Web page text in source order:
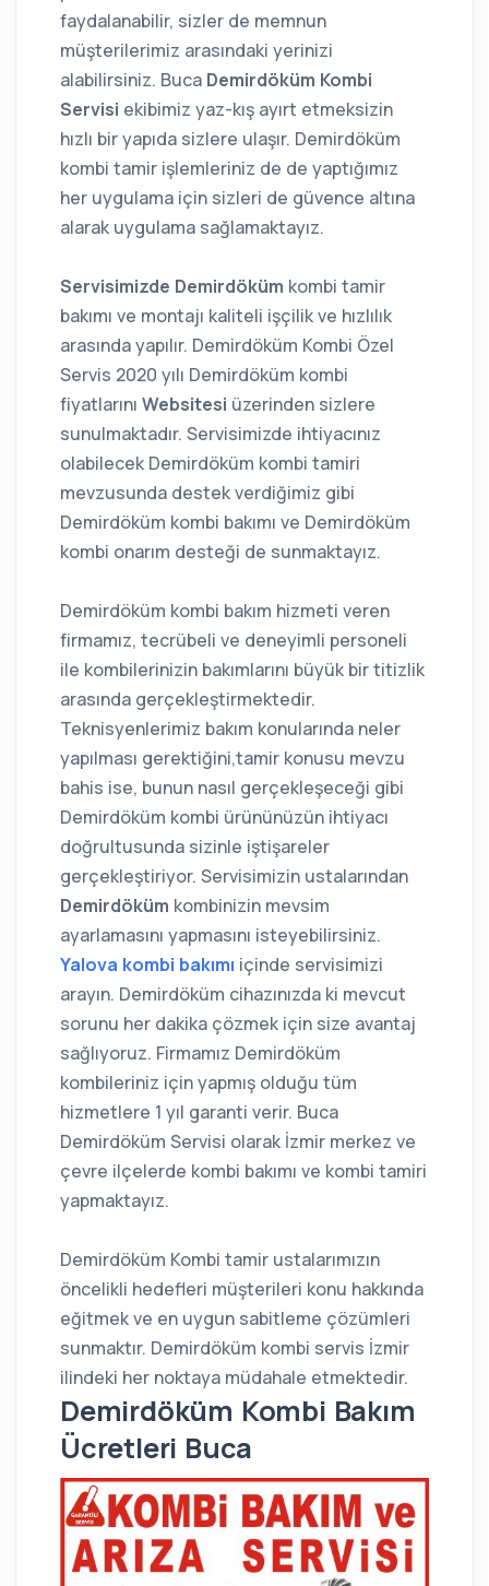
faydalanabilir, sizler de memnun
müşterilerimiz arasındaki yerinizi
alabilirsiniz. Buca Demirdöküm Kombi
Servisi ekibimiz yaz-kış ayırt etmeksizin
hızlı bir yapıda sizlere ulaşır. Demirdöküm
kombi tamir işlemleriniz de de yaptığımız
her uygulama için sizleri de güvence altına
alarak uygulama sağlamaktayız.
Servisimizde Demirdöküm kombi tamir
bakımı ve montajı kaliteli işçilik ve hızlılık
arasında yapılır. Demirdöküm Kombi Özel
Servis 2020 yılı Demirdöküm kombi
fiyatlarını Websitesi üzerinden sizlere
sunulmaktadır. Servisimizde ihtiyacınız
olabilecek Demirdöküm kombi tamiri
mevzusunda destek verdiğimiz gibi
Demirdöküm kombi bakımı ve Demirdöküm
kombi onarım desteği de sunmaktayız.
Demirdöküm kombi bakım hizmeti veren
firmamız, tecrübeli ve deneyimli personeli
ile kombilerinizin bakımlarını büyük bir titizlik
arasında gerçekleştirmektedir.
Teknisyenlerimiz bakım konularında neler
yapılması gerektiğini,tamir konusu mevzu
bahis ise, bunun nasıl gerçekleşeceği gibi
Demirdöküm kombi ürününüzün ihtiyacı
doğrultusunda sizinle iştişareler
gerçekleştiriyor. Servisimizin ustalarından
Demirdöküm kombinizin mevsim
ayarlamasını yapmasını isteyebilirsiniz.
Yalova kombi bakımı içinde servisimizi
arayın. Demirdöküm cihazınızda ki mevcut
sorunu her dakika çözmek için size avantaj
sağlıyoruz. Firmamız Demirdöküm
kombileriniz için yapmış olduğu tüm
hizmetlere 1 yıl garanti verir. Buca
Demirdöküm Servisi olarak İzmir merkez ve
çevre ilçelerde kombi bakımı ve kombi tamiri
yapmaktayız.
Demirdöküm Kombi tamir ustalarımızın
öncelikli hedefleri müşterileri konu hakkında
eğitmek ve en uygun sabitleme çözümleri
sunmaktır. Demirdöküm kombi servis İzmir
ilindeki her noktaya müdahale etmektedir.
Demirdöküm Kombi Bakım
Ücretleri Buca